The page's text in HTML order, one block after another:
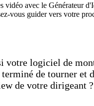
vidéo avec le Générateur
vous guider vers votre
votre logiciel de
de tourner et
de votre dirigeant ?